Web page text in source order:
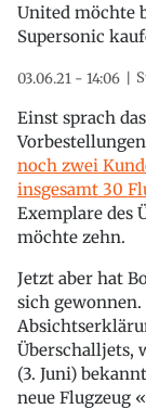
United möchte
Supersonic
03.06.21 - 14:06
Einst sprach
noch zwei
insgesamt 30
Exemplare des
möchte zehn.
Jetzt aber hat
sich
Überschalljets,
(3. Juni)
neue Flugzeug